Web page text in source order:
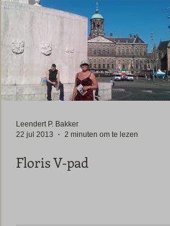
Leendert P. Bakker
22 jul 2013
2 minuten om te lezen
Floris V-pad